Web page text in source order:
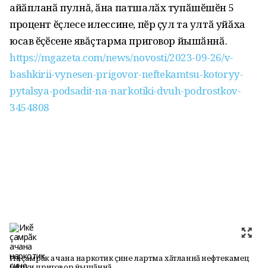
айӑпланӑ пулнă, ӑна патшалӑх тупӑшӗшӗн 5
процент ӗҫлесе илессине, пӗр ҫул та ултӑ уйӑха
юсав ӗҫӗсене явăçтарма приговор йышӑннӑ.
https://mgazeta.com/news/novosti/2023-09-26/v-
bashkirii-vynesen-prigovor-neftekamtsu-kotoryy-
pytalsya-podsadit-na-narkotiki-dvuh-podrostkov-
3454808
Икӗ ҫамрӑк ачана наркотик ҫине лартма хӑтланнӑ нефтекамец